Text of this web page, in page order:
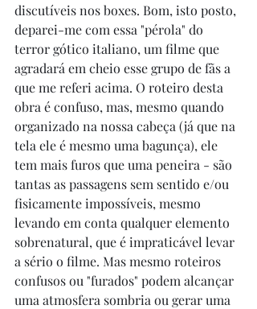
discutíveis nos boxes. Bom, isto posto,
deparei-me com essa "pérola" do
terror gótico italiano, um filme que
agradará em cheio esse grupo de fãs a
que me referi acima. O roteiro desta
obra é confuso, mas, mesmo quando
organizado na nossa cabeça (já que na
tela ele é mesmo uma bagunça), ele
tem mais furos que uma peneira - são
tantas as passagens sem sentido e/ou
fisicamente impossíveis, mesmo
levando em conta qualquer elemento
sobrenatural, que é impraticável levar
a sério o filme. Mas mesmo roteiros
confusos ou "furados" podem alcançar
uma atmosfera sombria ou gerar uma